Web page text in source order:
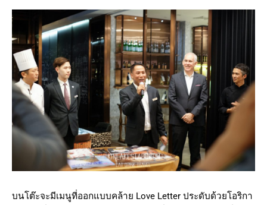
บนโต๊ะจะมีเมนูที่ออกแบบคล้าย Love Letter ประดับด้วยโอริกา